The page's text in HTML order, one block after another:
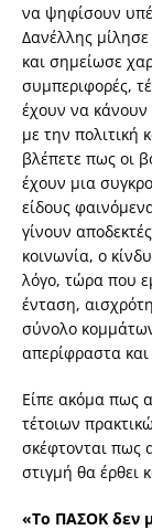
να ψηφίσουν
Δανέλλης
και σημείωσε
συμπεριφορές,
έχουν να κάνουν
με την πολιτική
βλέπετε πως οι
έχουν μια
είδους
γίνουν
κοινωνία, ο
λόγο, τώρα που
ένταση,
σύνολο
απερίφραστα
Είπε ακόμα πως
τέτοιων
σκέφτονται πως
στιγμή θα έρθει
«Το ΠΑΣΟΚ δεν